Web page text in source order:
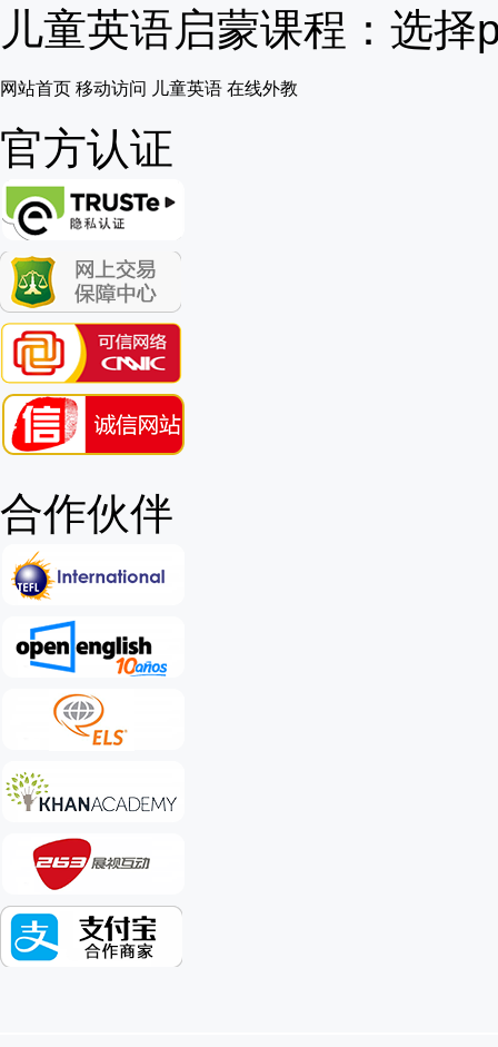
儿童英语启蒙课程：选择
网站首页 移动访问 儿童英语 在线外教
官方认证
合作伙伴